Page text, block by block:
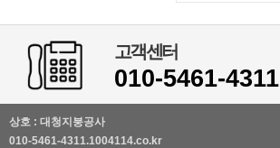
고객센터
010-5461-4311
상호 : 대청지붕공사
010-5461-4311.1004114.co.kr